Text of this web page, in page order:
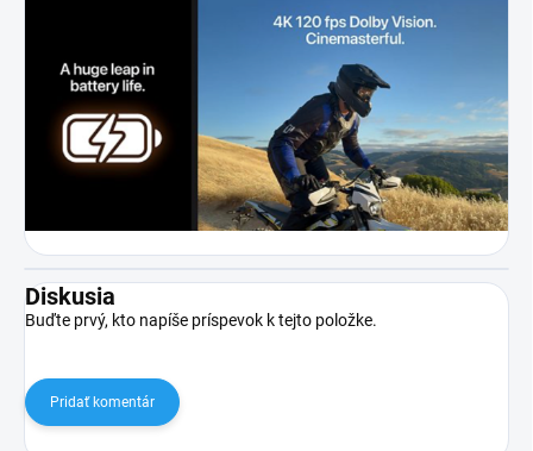
Diskusia
Buďte prvý, kto napíše príspevok k tejto položke.
Pridať komentár